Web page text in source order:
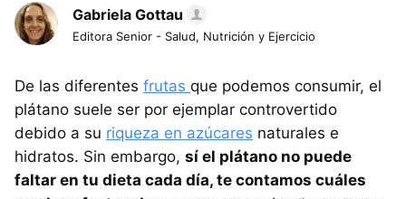
Gabriela Gottau
Editora Senior - Salud, Nutrición y Ejercicio
De las diferentes frutas que podemos consumir, el
plátano suele ser por ejemplar controvertido
debido a su riqueza en azúcares naturales e
hidratos. Sin embargo, sí el plátano no puede
faltar en tu dieta cada día, te contamos cuáles